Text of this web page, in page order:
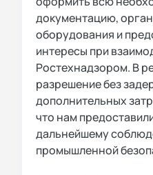
документацию,
оборудования и
интересы при
Ростехнадзором. В
разрешение без
дополнительных
что нам
дальнейшему
промышленной